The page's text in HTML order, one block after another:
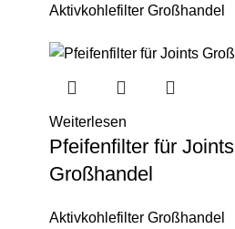
Aktivkohlefilter Großhandel
Weiterlesen
Pfeifenfilter für Joints
Großhandel
Aktivkohlefilter Großhandel